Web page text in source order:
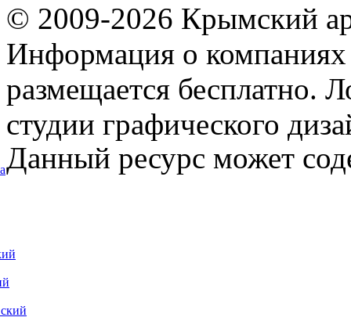
© 2009-2026 Крымский
Информация о компаниях
размещается бесплатно.
студии графического
Данный ресурс может